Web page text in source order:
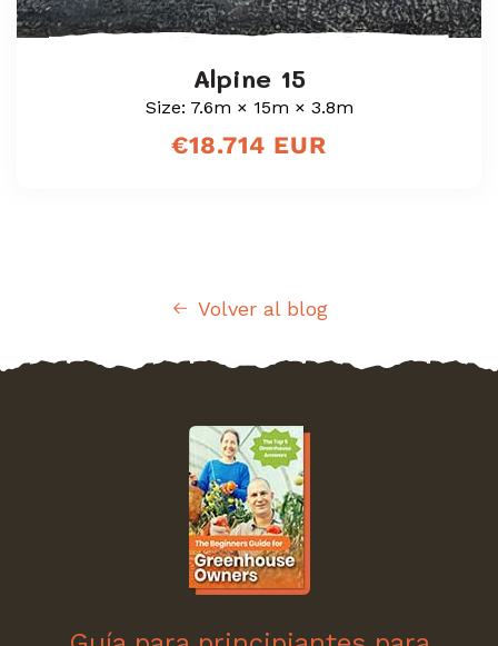
Alpine 15
Size: 7.6m × 15m × 3.8m
Precio
€18.714 EUR
Volver al blog